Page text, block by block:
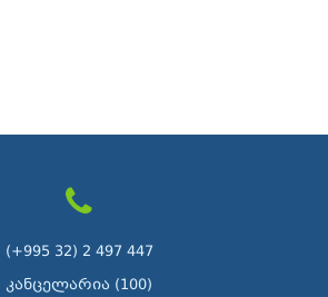
(+995 32) 2 497 447
კანცელარია (100)